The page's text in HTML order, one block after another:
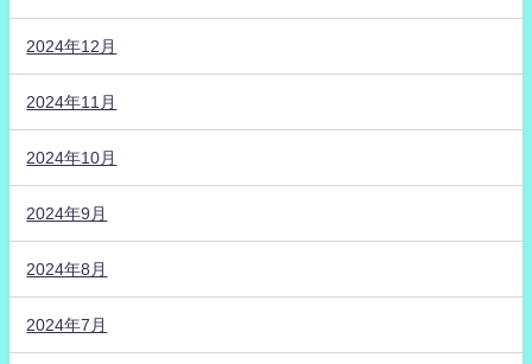
2024年12月
2024年11月
2024年10月
2024年9月
2024年8月
2024年7月